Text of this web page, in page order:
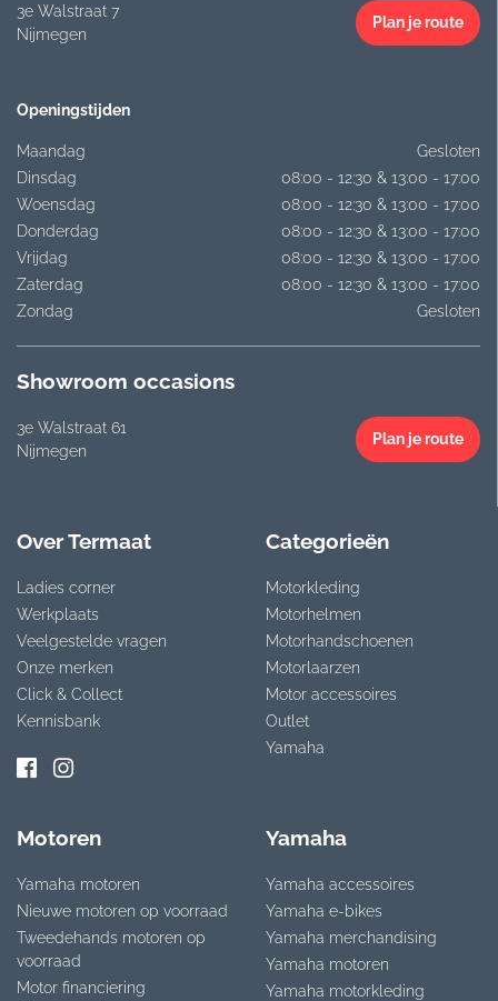
3e Walstraat 7
Nijmegen
Plan je route
Openingstijden
Maandag
Gesloten
Dinsdag
08:00 - 12:30 & 13:00 - 17:00
Woensdag
08:00 - 12:30 & 13:00 - 17:00
Donderdag
08:00 - 12:30 & 13:00 - 17:00
Vrijdag
08:00 - 12:30 & 13:00 - 17:00
Zaterdag
08:00 - 12:30 & 13:00 - 17:00
Zondag
Gesloten
Showroom occasions
3e Walstraat 61
Nijmegen
Plan je route
Over Termaat
Ladies corner
Werkplaats
Veelgestelde vragen
Onze merken
Click & Collect
Kennisbank
Categorieën
Motorkleding
Motorhelmen
Motorhandschoenen
Motorlaarzen
Motor accessoires
Outlet
Yamaha
Motoren
Yamaha motoren
Nieuwe motoren op voorraad
Tweedehands motoren op
voorraad
Motor financiering
Yamaha
Yamaha accessoires
Yamaha e-bikes
Yamaha merchandising
Yamaha motoren
Yamaha motorkleding